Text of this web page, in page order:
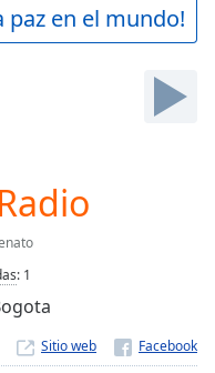
paz en el mundo!
: 1
Sitio web